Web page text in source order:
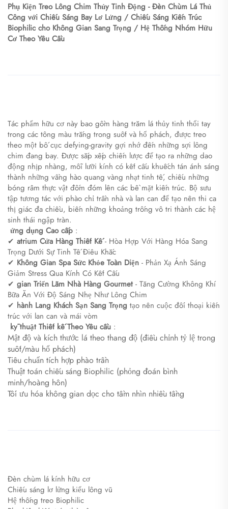
Phụ Kiện Treo Lông Chim Thủy Tinh Động - Đèn Chùm Lá Thủ
Công với Chiếu Sáng Bay Lơ Lửng / Chiếu Sáng Kiến Trúc
Biophilic cho Không Gian Sang Trọng / Hệ Thống Nhóm Hữu
Cơ Theo Yêu Cầu
Tác phẩm hữu cơ này bao gồm hàng trăm lá thủy tinh thổi tay
trong các tông màu trắng trong suốt và hổ phách, được treo
theo một bố cục defying-gravity gợi nhớ đến những sợi lông
chim đang bay. Được sắp xếp chiến lược để tạo ra những dao
động nhịp nhàng, mỗi lưỡi kính có kết cấu khuếch tán ánh sáng
thành những vầng hào quang vàng nhạt tinh tế, chiếu những
bóng râm thực vật đốm đóm lên các bề mặt kiến trúc. Bộ sưu
tập tương tác với phào chỉ trần nhà và lan can để tạo nên thi ca
thị giác đa chiều, biến những khoảng trống vô tri thành các hệ
sinh thái ngập tràn.
ứng dụng Cao cấp :
✔ atrium Cửa Hàng Thiết Kế- Hòa Hợp Với Hàng Hóa Sang
Trọng Dưới Sự Tinh Tế Điêu Khắc
✔ ​Không Gian Spa Sức Khỏe Toàn Diện​ - Phản Xạ Ánh Sáng
Giảm Stress Qua Kính Có Kết Cấu
✔ gian Triển Lãm Nhà Hàng Gourmet - Tăng Cường Không Khí
Bữa Ăn Với Độ Sáng Nhẹ Như Lông Chim
✔ hành Lang Khách Sạn Sang Trọng tạo nên cuộc đối thoại kiến
trúc với lan can và mái vòm
kỹ thuật Thiết kế Theo Yêu cầu :
Mật độ và kích thước lá theo thang độ (điều chỉnh tỷ lệ trong
suốt/màu hổ phách)
Tiêu chuẩn tích hợp phào trần
Thuật toán chiếu sáng Biophilic (phỏng đoán bình
minh/hoàng hôn)
Tối ưu hóa không gian dọc cho tầm nhìn nhiều tầng
Đèn chùm lá kính hữu cơ
Chiếu sáng lơ lửng kiểu lông vũ
Hệ thống treo Biophilic